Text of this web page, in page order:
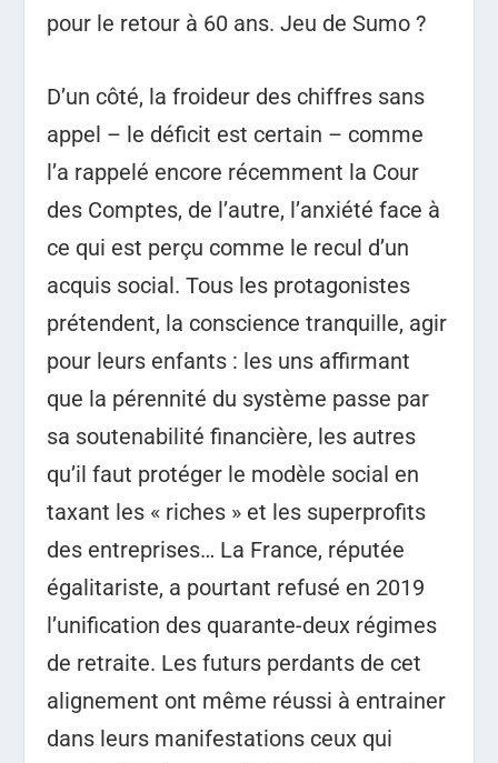
pour le retour à 60 ans. Jeu de Sumo ?
D’un côté, la froideur des chiffres sans
appel – le déficit est certain – comme
l’a rappelé encore récemment la Cour
des Comptes, de l’autre, l’anxiété face à
ce qui est perçu comme le recul d’un
acquis social. Tous les protagonistes
prétendent, la conscience tranquille, agir
pour leurs enfants : les uns affirmant
que la pérennité du système passe par
sa soutenabilité financière, les autres
qu’il faut protéger le modèle social en
taxant les « riches » et les superprofits
des entreprises… La France, réputée
égalitariste, a pourtant refusé en 2019
l’unification des quarante-deux régimes
de retraite. Les futurs perdants de cet
alignement ont même réussi à entrainer
dans leurs manifestations ceux qui